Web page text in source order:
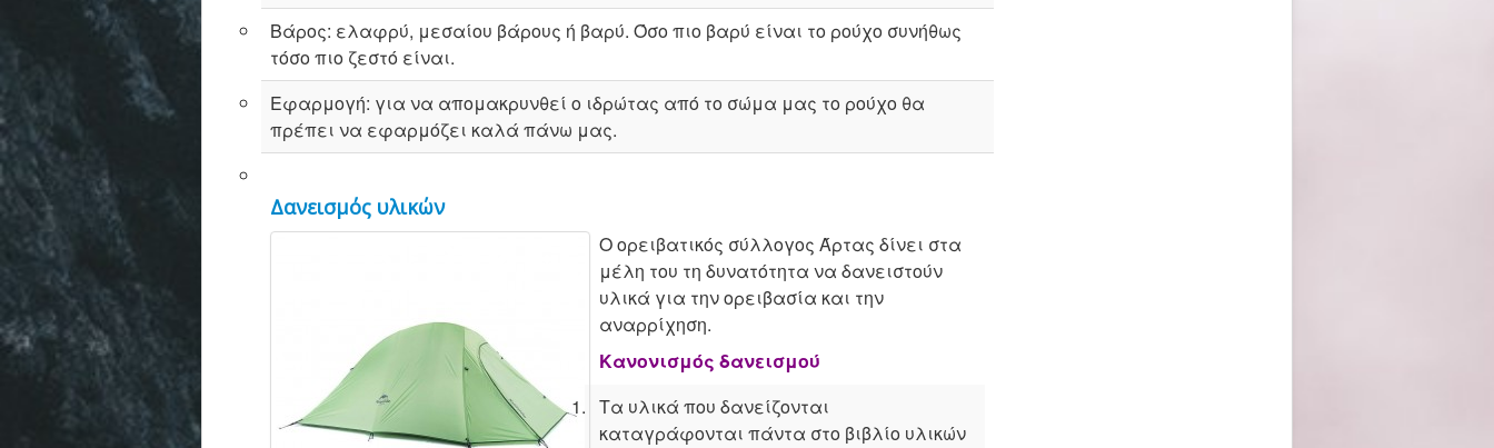
Βάρος: ελαφρύ, μεσαίου βάρους ή βαρύ. Όσο πιο βαρύ είναι το ρούχο συνήθως
τόσο πιο ζεστό είναι.
Εφαρμογή: για να απομακρυνθεί ο ιδρώτας από το σώμα μας το ρούχο θα
πρέπει να εφαρμόζει καλά πάνω μας.
Δανεισμός υλικών
Ο ορειβατικός σύλλογος Άρτας δίνει στα
μέλη του τη δυνατότητα να δανειστούν
υλικά για την ορειβασία και την
αναρρίχηση.
Κανονισμός δανεισμού
Τα υλικά που δανείζονται
καταγράφονται πάντα στο βιβλίο υλικών